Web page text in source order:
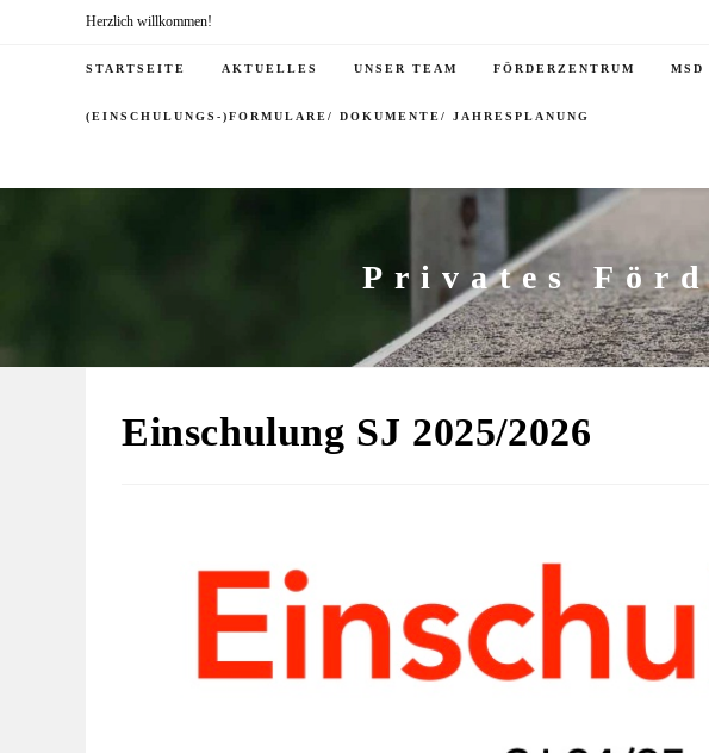
Herzlich willkommen!
STARTSEITE AKTUELLES UNSER TEAM FÖRDERZENTRUM MSD
(EINSCHULUNGS-)FORMULARE/ DOKUMENTE/ JAHRESPLANUNG
Privates
Einschulung SJ 2025/2026